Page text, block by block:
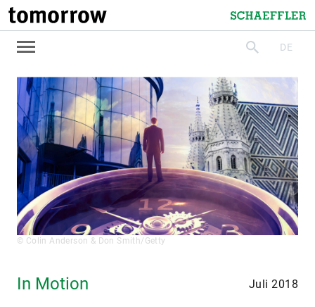
tomorrow
Schaeffler
suchenDE
© Colin Anderson & Don Smith/Getty
In Motion Juli 2018